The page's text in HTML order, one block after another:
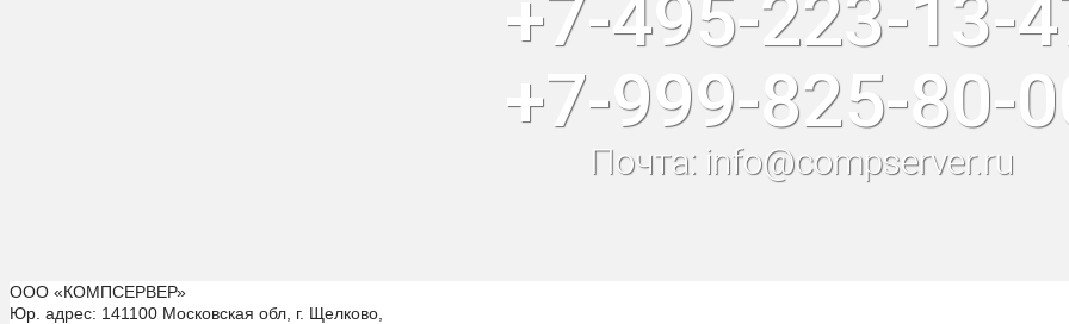
+7-495-223-13-
+7-999-825-80-
Почта: info@compserver.ru
ООО «КОМПСЕРВЕР»
Юр. адрес: 141100 Московская обл, г. Щелково,